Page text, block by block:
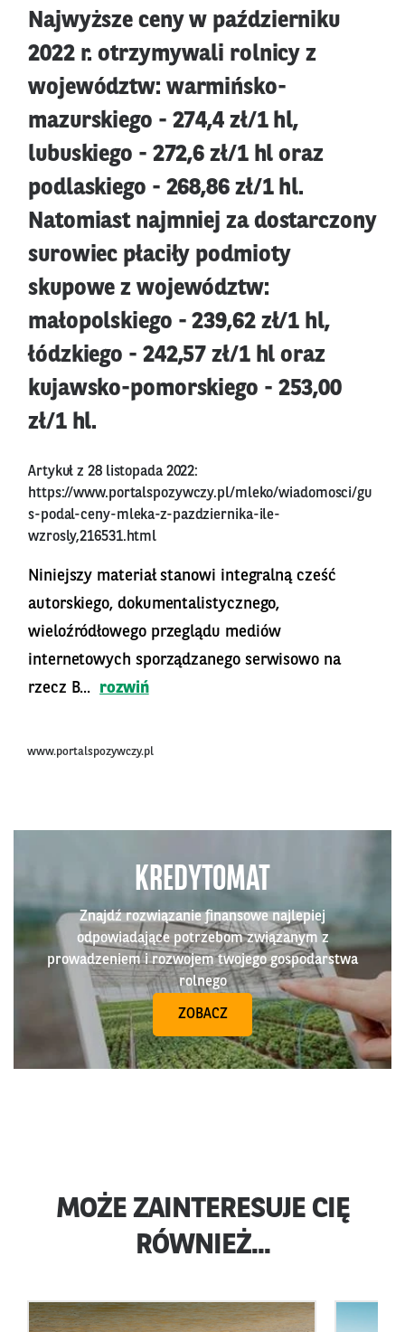
Najwyższe ceny w październiku
2022 r. otrzymywali rolnicy z
województw: warmińsko-
mazurskiego - 274,4 zł/1 hl,
lubuskiego - 272,6 zł/1 hl oraz
podlaskiego - 268,86 zł/1 hl.
Natomiast najmniej za dostarczony
surowiec płaciły podmioty
skupowe z województw:
małopolskiego - 239,62 zł/1 hl,
łódzkiego - 242,57 zł/1 hl oraz
kujawsko-pomorskiego - 253,00
zł/1 hl.
Artykuł z 28 listopada 2022:
https://www.portalspozywczy.pl/mleko/wiadomosci/gu
s-podal-ceny-mleka-z-pazdziernika-ile-
wzrosly,216531.html
Niniejszy materiał stanowi integralną cześć
autorskiego, dokumentalistycznego,
wieloźródłowego przeglądu mediów
internetowych sporządzanego serwisowo na
rzecz B...
rozwiń
www.portalspozywczy.pl
KREDYTOMAT
Znajdź rozwiązanie finansowe najlepiej
odpowiadające potrzebom związanym z
prowadzeniem i rozwojem twojego gospodarstwa
rolnego
ZOBACZ
MOŻE ZAINTERESUJE CIĘ
RÓWNIEŻ...